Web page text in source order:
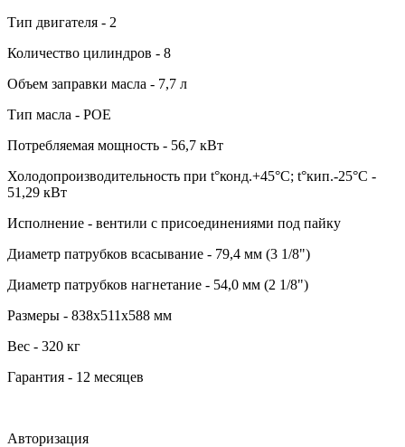
Тип двигателя - 2
Количество цилиндров - 8
Объем заправки масла - 7,7 л
Тип масла - POE
Потребляемая мощность - 56,7 кВт
Холодопроизводительность при t°конд.+45°С; t°кип.-25°С -
51,29 кВт
Исполнение - вентили с присоединениями под пайку
Диаметр патрубков всасывание - 79,4 мм (3 1/8")
Диаметр патрубков нагнетание - 54,0 мм (2 1/8")
Размеры - 838х511х588 мм
Вес - 320 кг
Гарантия - 12 месяцев
Авторизация